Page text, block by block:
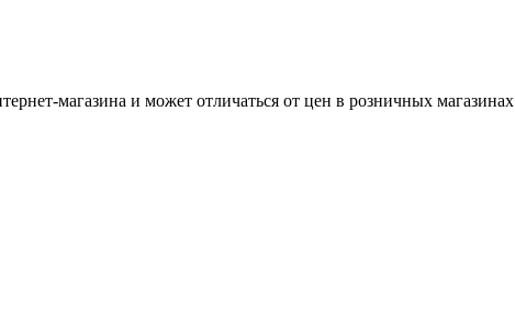
магазина и может отличаться от цен в розничных магазинах